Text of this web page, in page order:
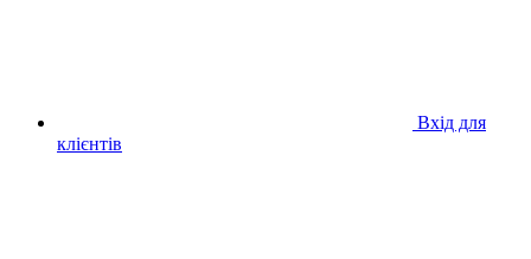
Вхід для
клієнтів